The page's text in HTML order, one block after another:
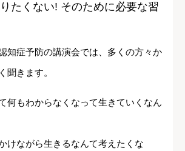
たくない! そのために必要な習
知症予防の講演会では、多くの方々か
聞きます。
何もわからなくなって生きていくなん
けながら生きるなんて考えたくな